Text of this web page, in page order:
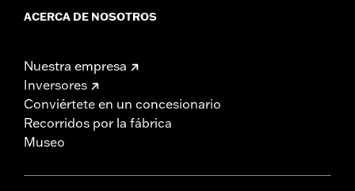
ACERCA DE NOSOTROS
Nuestra empresa
Inversores
Conviértete en un concesionario
Recorridos por la fábrica
Museo